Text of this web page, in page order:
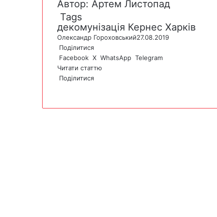
Автор: Артем Листопад
Tags
декомунізація Кернес Харків
Олександр Гороховський27.08.2019
Поділитися
Facebook X WhatsApp Telegram
Читати статтю
Поділитися
calb
i